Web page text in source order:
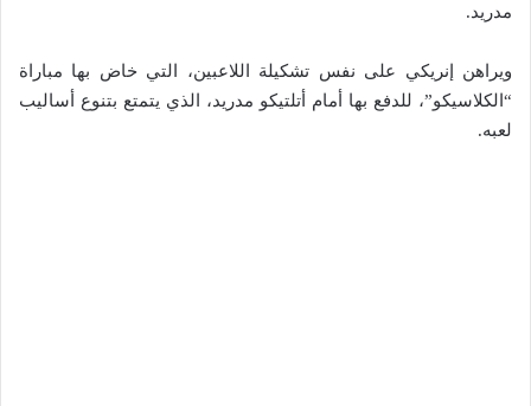
مدريد.
ويراهن إنريكي على نفس تشكيلة اللاعبين، التي خاض بها مباراة
“الكلاسيكو”، للدفع بها أمام أتلتيكو مدريد، الذي يتمتع بتنوع أساليب
لعبه.